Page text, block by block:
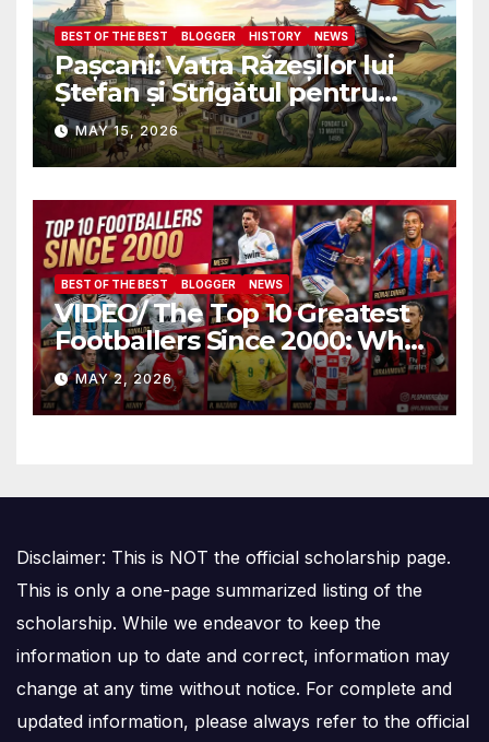
BEST OF THE BEST BLOGGER HISTORY NEWS
Pașcani: Vatra Răzeșilor lui
Ștefan și Strigătul pentru
Demnitate în Fața
Amalgamării
MAY 15, 2026
BEST OF THE BEST BLOGGER NEWS
VIDEO/ The Top 10 Greatest
Footballers Since 2000: Who
Is Number One
MAY 2, 2026
Disclaimer: This is NOT the official scholarship page.
This is only a one-page summarized listing of the
scholarship. While we endeavor to keep the
information up to date and correct, information may
change at any time without notice. For complete and
updated information, please always refer to the official